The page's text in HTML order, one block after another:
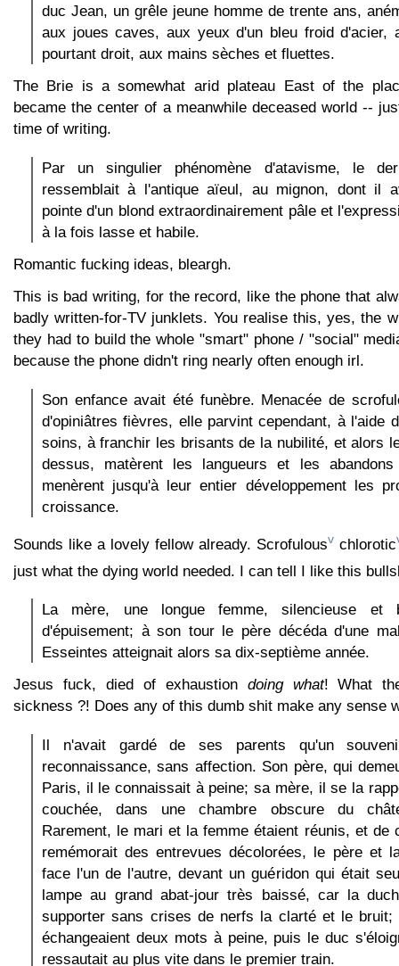
duc Jean, un grêle jeune homme de trente ans,
aux joues caves, aux yeux d'un bleu froid d'acier,
pourtant droit, aux mains sèches et fluettes.
The Brie is a somewhat arid plateau East of the
became the center of a meanwhile deceased world --
time of writing.
Par un singulier phénomène d'atavisme, le
ressemblait à l'antique aïeul, au mignon, dont il
pointe d'un blond extraordinairement pâle et
à la fois lasse et habile.
Romantic fucking ideas, bleargh.
This is bad writing, for the record, like the phone that
badly written-for-TV junklets. You realise this, yes, the
they had to build the whole "smart" phone / "social"
because the phone didn't ring nearly often enough irl.
Son enfance avait été funèbre. Menacée de
d'opiniâtres fièvres, elle parvint cependant, à l'aide
soins, à franchir les brisants de la nubilité, et alors
dessus, matèrent les langueurs et les
menèrent jusqu'à leur entier développement les
croissance.
Sounds like a lovely fellow already. Scrofulousv chlorotic
just what the dying world needed. I can tell I like this
La mère, une longue femme, silencieuse et
d'épuisement; à son tour le père décéda d'une
Esseintes atteignait alors sa dix-septième année.
Jesus fuck, died of exhaustion doing what! What
sickness ?! Does any of this dumb shit make any sense
Il n'avait gardé de ses parents qu'un
reconnaissance, sans affection. Son père, qui
Paris, il le connaissait à peine; sa mère, il se la
couchée, dans une chambre obscure du
Rarement, le mari et la femme étaient réunis, et de
remémorait des entrevues décolorées, le père et
face l'un de l'autre, devant un guéridon qui était
lampe au grand abat-jour très baissé, car la
supporter sans crises de nerfs la clarté et le bruit;
échangeaient deux mots à peine, puis le duc
ressautait au plus vite dans le premier train.